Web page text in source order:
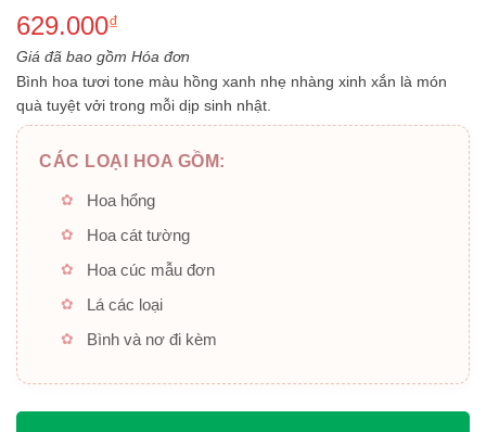
xếp
hạng
5
sao
629.000₫
Giá đã bao gồm Hóa đơn
Bình hoa tươi tone màu hồng xanh nhẹ nhàng xinh xắn là món
quà tuyệt vởi trong mỗi dịp sinh nhật.
CÁC LOẠI HOA GỒM:
Hoa hổng
Hoa cát tường
Hoa cúc mẫu đơn
Lá các loại
Bình và nơ đi kèm